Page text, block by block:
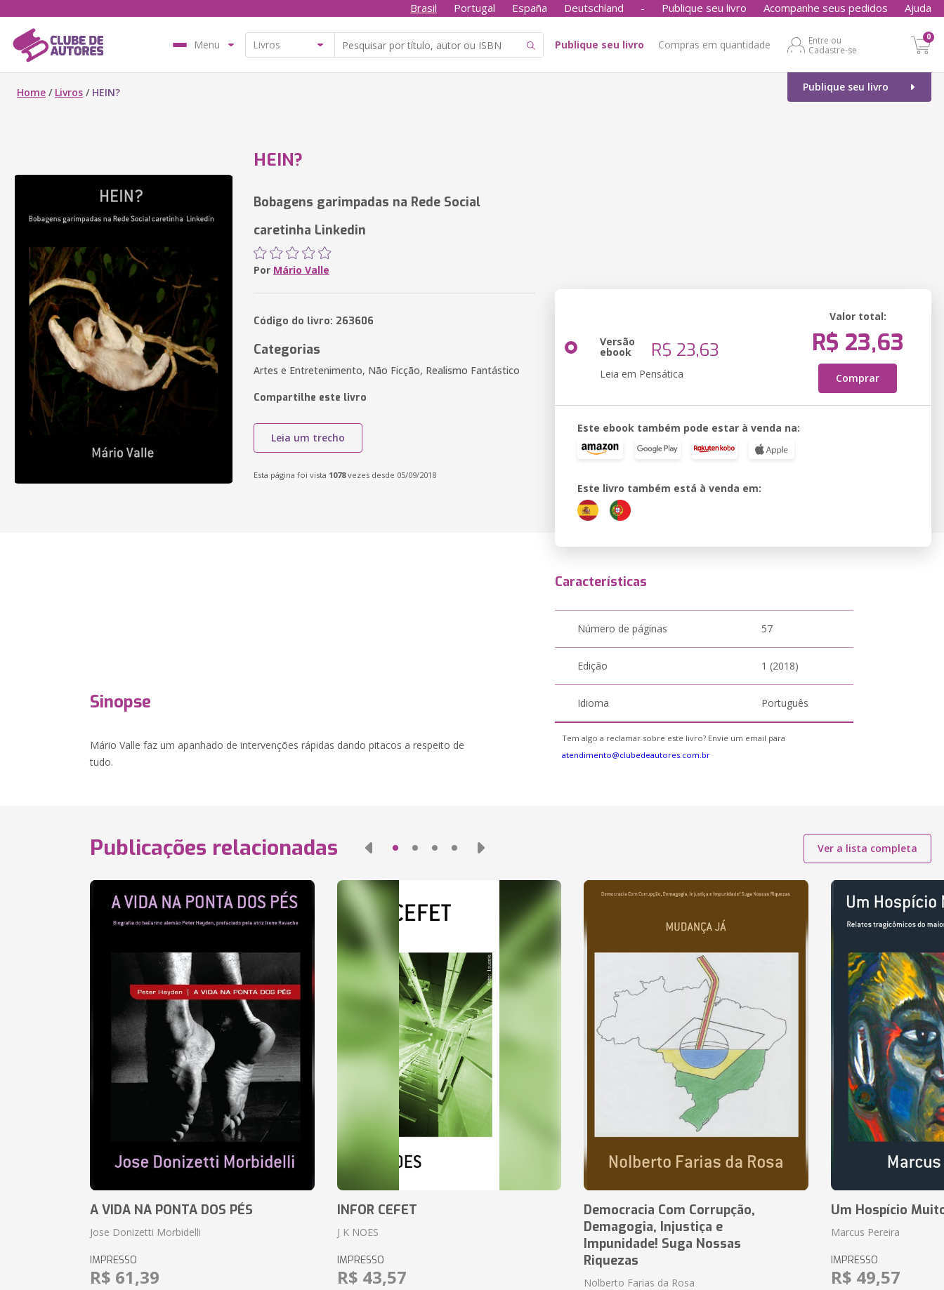
Brasil Portugal España Deutschland - Publique seu livro Acompanhe seus pedidos Ajuda
Menu Publique seu livro Compras em quantidade
Entre ou
Cadastre-se
0
Publique seu livro
Home / Livros / HEIN?
HEIN?
Bobagens garimpadas na Rede Social
caretinha Linkedin
Por Mário Valle
Código do livro: 263606
Categorias
Artes e Entretenimento, Não Ficção, Realismo Fantástico
Compartilhe este livro
Leia um trecho
Esta página foi vista 1078vezes desde 05/09/2018
Versão
ebook R$ 23,63
Leia em Pensática
Valor total:
R$ 23,63
Comprar
Este ebook também pode estar à venda na:
Este livro também está à venda em:
Sinopse
Mário Valle faz um apanhado de intervenções rápidas dando pitacos a respeito de
tudo.
Características
Número de páginas 57
Edição 1 (2018)
Idioma Português
Tem algo a reclamar sobre este livro? Envie um email para
atendimento@clubedeautores.com.br
Publicações relacionadas Ver a lista completa
A VIDA NA PONTA DOS PÉS
Jose Donizetti Morbidelli
IMPRESSO
R$ 61,39
INFOR CEFET
J K NOES
IMPRESSO
R$ 43,57
Democracia Com Corrupção,
Demagogia, Injustiça e
Impunidade! Suga Nossas
Riquezas
Nolberto Farias da Rosa
Um Hospício
Marcus Pereira
IMPRESSO
R$ 49,57